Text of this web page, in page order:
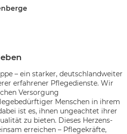
– ein starker, deutschlandweiter
erfahrener Pflegedienste. Wir
Versorgung
Menschen in ihrem
ist es, ihnen ungeachtet ihrer
zu bieten. Dieses Herzens-
erreichen – Pflegekräfte,
Karte anzeigen